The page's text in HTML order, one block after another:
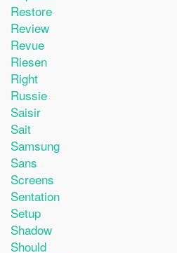
Restore
Review
Revue
Riesen
Right
Russie
Saisir
Sait
Samsung
Sans
Screens
Sentation
Setup
Shadow
Should